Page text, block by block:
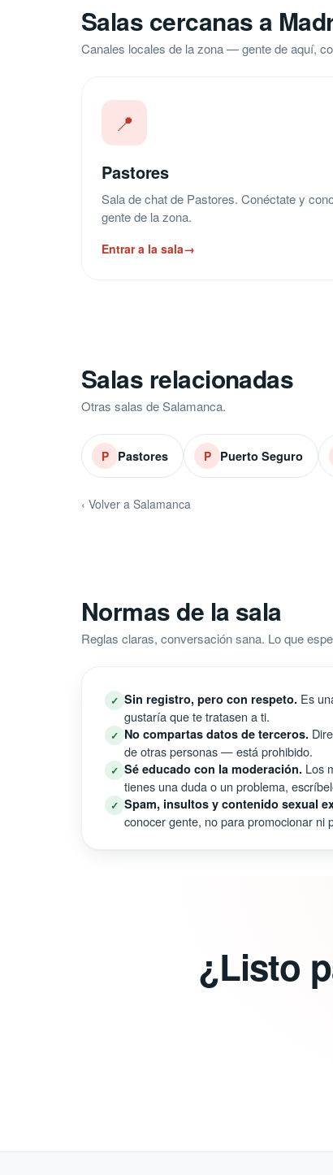
Salas cercanas a
Canales locales de la zona — gente de aquí,
📍
Pastores
Sala de chat de Pastores. Conéctate y
gente de la zona.
Entrar a la sala→
Salas relacionadas
Otras salas de Salamanca.
P Pastores P Puerto Seguro
‹ Volver a Salamanca
Normas de la sala
Reglas claras, conversación sana. Lo que
✓ Sin registro, pero con respeto. Es
gustaría que te tratasen a ti.
✓ No compartas datos de terceros.
de otras personas — está prohibido.
✓ Sé educado con la moderación. Los
tienes una duda o un problema,
✓ Spam, insultos y contenido sexual
conocer gente, no para promocionar ni
¿Listo